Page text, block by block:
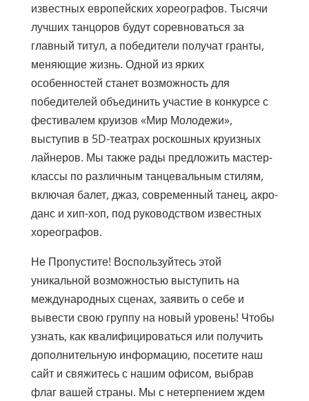
известных европейских хореографов. Тысячи
лучших танцоров будут соревноваться за
главный титул, а победители получат гранты,
меняющие жизнь. Одной из ярких
особенностей станет возможность для
победителей объединить участие в конкурсе с
фестивалем круизов «Мир Молодежи»,
выступив в 5D-театрах роскошных круизных
лайнеров. Мы также рады предложить мастер-
классы по различным танцевальным стилям,
включая балет, джаз, современный танец, акро-
данс и хип-хоп, под руководством известных
хореографов.
Не Пропустите! Воспользуйтесь этой
уникальной возможностью выступить на
международных сценах, заявить о себе и
вывести свою группу на новый уровень! Чтобы
узнать, как квалифицироваться или получить
дополнительную информацию, посетите наш
сайт и свяжитесь с нашим офисом, выбрав
флаг вашей страны. Мы с нетерпением ждем